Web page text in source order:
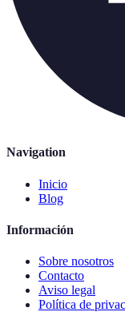
Navigation
Inicio
Blog
Información
Sobre nosotros
Contacto
Aviso legal
Política de